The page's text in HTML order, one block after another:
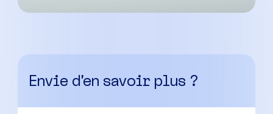
Envie d’en savoir plus ?